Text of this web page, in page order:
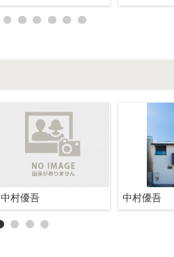
中村優吾 中村優吾